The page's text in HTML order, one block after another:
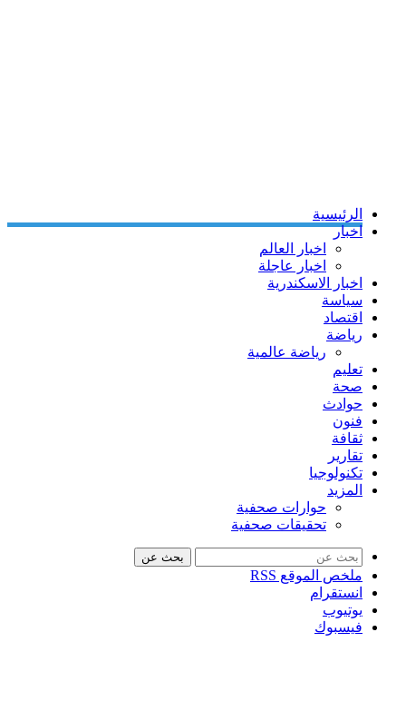
الرئيسية
اخبار
اخبار العالم
اخبار عاجلة
اخبار الاسكندرية
سياسة
اقتصاد
رياضة
رياضة عالمية
تعليم
صحة
حوادث
فنون
ثقافة
تقارير
تكنولوجيا
المزيد
حوارات صحفية
تحقيقات صحفية
بحث عن
ملخص الموقع RSS
انستقرام
يوتيوب
فيسبوك